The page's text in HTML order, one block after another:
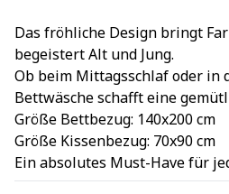
Das fröhliche Design bringt
begeistert Alt und Jung.
Ob beim Mittagsschlaf oder in
Bettwäsche schafft eine
Größe Bettbezug: 140x200 cm
Größe Kissenbezug: 70x90 cm
Ein absolutes Must-Have für